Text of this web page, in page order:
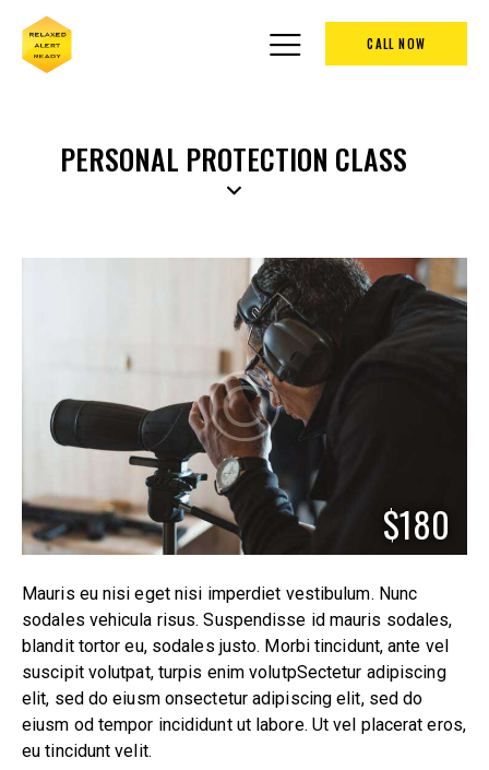
CALL NOW
PERSONAL PROTECTION CLASS
$180
Mauris eu nisi eget nisi imperdiet vestibulum. Nunc
sodales vehicula risus. Suspendisse id mauris sodales,
blandit tortor eu, sodales justo. Morbi tincidunt, ante vel
suscipit volutpat, turpis enim volutpSectetur adipiscing
elit, sed do eiusm onsectetur adipiscing elit, sed do
eiusm od tempor incididunt ut labore. Ut vel placerat eros,
eu tincidunt velit.